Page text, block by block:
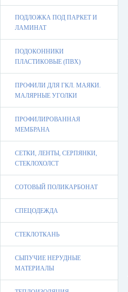
ПОДЛОЖКА ПОД ПАРКЕТ И
ЛАМИНАТ
ПОДОКОННИКИ
ПЛАСТИКОВЫЕ (ПВХ)
ПРОФИЛИ ДЛЯ ГКЛ. МАЯКИ.
МАЛЯРНЫЕ УГОЛКИ
ПРОФИЛИРОВАННАЯ
МЕМБРАНА
СЕТКИ, ЛЕНТЫ, СЕРПЯНКИ,
СТЕКЛОХОЛСТ
СОТОВЫЙ ПОЛИКАРБОНАТ
СПЕЦОДЕЖДА
СТЕКЛОТКАНЬ
СЫПУЧИЕ НЕРУДНЫЕ
МАТЕРИАЛЫ